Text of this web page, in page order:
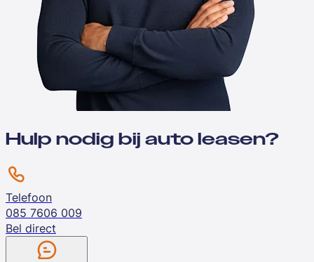
Hulp nodig bij auto leasen?
Telefoon
085 7606 009
Bel direct